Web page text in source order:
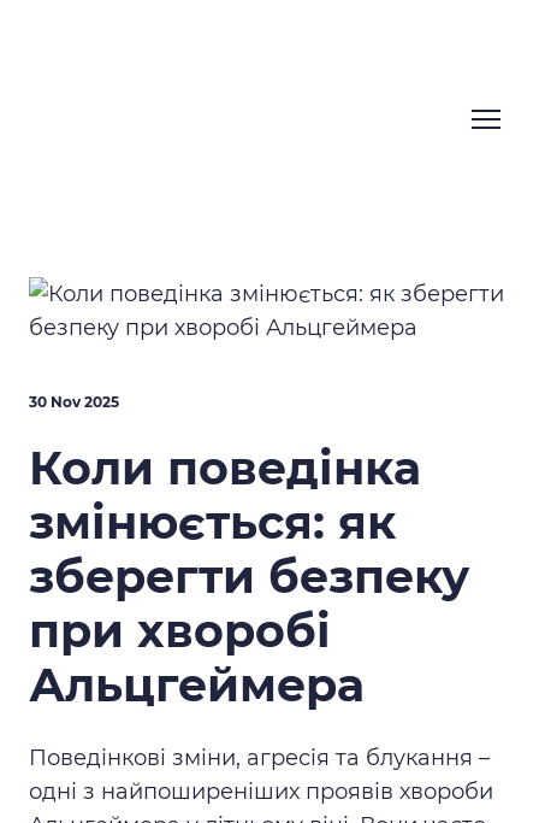
30 Nov 2025
Коли поведінка
змінюється: як
зберегти безпеку
при хворобі
Альцгеймера
Поведінкові зміни, агресія та блукання –
одні з найпоширеніших проявів хвороби